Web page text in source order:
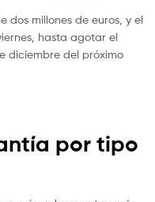
dos millones de euros, y el
hasta agotar el
diciembre del próximo
por tipo